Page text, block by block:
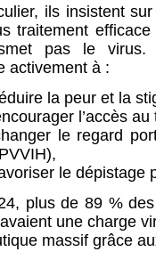
ils insistent
traitement
pas le virus.
activement à :
la peur et la
l’accès
le regard
le dépistage
plus de 89 %
une charge
massif grâce